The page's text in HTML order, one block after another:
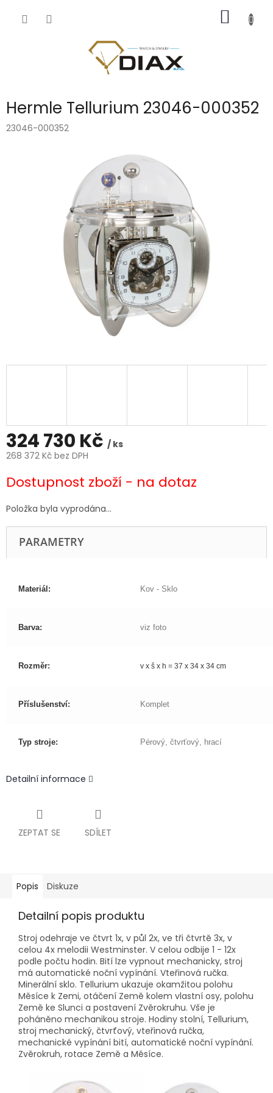
KOŠÍK
Hermle Tellurium 23046-000352
23046-000352
324 730 Kč / ks
268 372 Kč bez DPH
cena:
Dostupnost zboží - na dotaz
Položka byla vyprodána…
PARAMETRY
Materiál: Kov - Sklo
Barva: viz foto
Rozměr: v x š x h = 37 x 34 x 34 cm
Příslušenství: Komplet
Typ stroje: Pérový, čtvrťový, hrací
Detailní informace
ZEPTAT SE SDÍLET
Popis Diskuze
Detailní popis produktu
Stroj odehraje ve čtvrt 1x, v půl 2x, ve tři čtvrtě 3x, v
celou 4x melodii Westminster. V celou odbije 1 - 12x
podle počtu hodin. Bití lze vypnout mechanicky, stroj
má automatické noční vypínání. Vteřinová ručka.
Minerální sklo. Tellurium ukazuje okamžitou polohu
Měsíce k Zemi, otáčení Země kolem vlastní osy, polohu
Země ke Slunci a postavení Zvěrokruhu. Vše je
poháněno mechanikou stroje. Hodiny stolní, Tellurium,
stroj mechanický, čtvrťový, vteřinová ručka,
mechanické vypínání bití, automatické noční vypínání.
Zvěrokruh, rotace Země a Měsíce.